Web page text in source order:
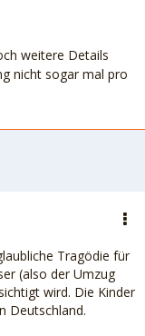
weitere Details
nicht sogar mal pro
Tragödie für
(also der Umzug
wird. Die Kinder
Deutschland.